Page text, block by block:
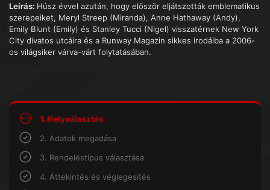
Leírás: Húsz évvel azután, hogy először eljátszották emblematikus
szerepeiket, Meryl Streep (Miranda), Anne Hathaway (Andy),
Emily Blunt (Emily) és Stanley Tucci (Nigel) visszatérnek New York
City divatos utcáira és a Runway Magazin sikkes irodáiba a 2006-
os világsiker várva-várt folytatásában.
1. Helyválasztás
2. Adatok megadása
3. Rendeléstípus választása
4. Áttekintés és véglegesítés